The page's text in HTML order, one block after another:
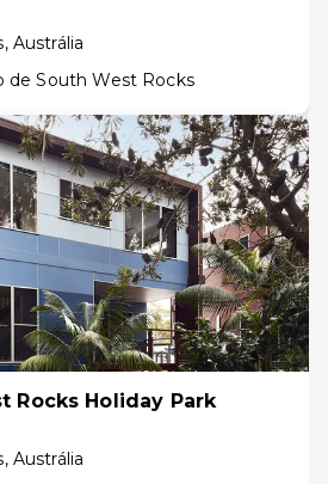
, Austrália
de South West Rocks
Rocks Holiday Park
, Austrália